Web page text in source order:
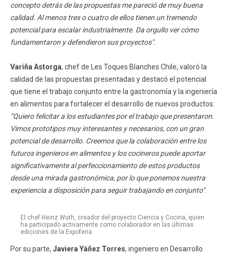
concepto detrás de las propuestas me pareció de muy buena
calidad. Al menos tres o cuatro de ellos tienen un tremendo
potencial para escalar industrialmente. Da orgullo ver cómo
fundamentaron y defendieron sus proyectos".
Variña Astorga, chef de Les Toques Blanches Chile, valoró la
calidad de las propuestas presentadas y destacó el potencial
que tiene el trabajo conjunto entre la gastronomía y la ingeniería
en alimentos para fortalecer el desarrollo de nuevos productos:
“Quiero felicitar a los estudiantes por el trabajo que presentaron.
Vimos prototipos muy interesantes y necesarios, con un gran
potencial de desarrollo. Creemos que la colaboración entre los
futuros ingenieros en alimentos y los cocineros puede aportar
significativamente al perfeccionamiento de estos productos
desde una mirada gastronómica, por lo que ponemos nuestra
experiencia a disposición para seguir trabajando en conjunto”.
El chef Heinz Wuth, creador del proyecto Ciencia y Cocina, quien
ha participado activamente como colaborador en las últimas
ediciones de la Expoferia.
Por su parte, Javiera Yáñez Torres, ingeniero en Desarrollo